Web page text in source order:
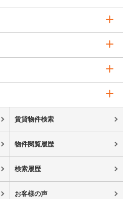
賃貸物件検索
物件閲覧履歴
検索履歴
お客様の声